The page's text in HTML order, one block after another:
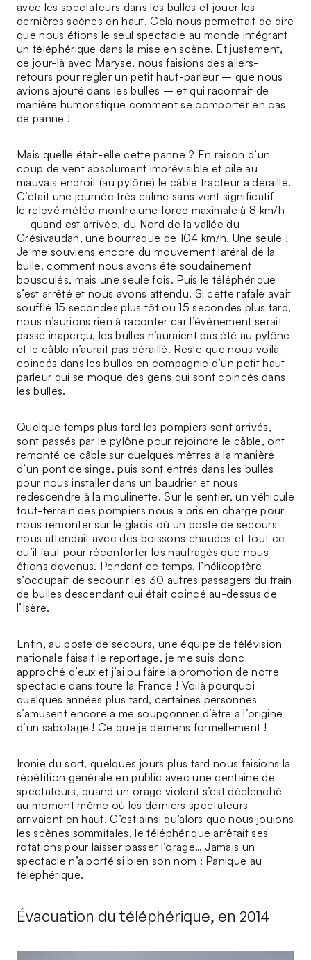
avec les spectateurs dans les bulles et jouer les
dernières scènes en haut. Cela nous permettait de dire
que nous étions le seul spectacle au monde intégrant
un téléphérique dans la mise en scène. Et justement,
ce jour-là avec Maryse, nous faisions des allers-
retours pour régler un petit haut-parleur – que nous
avions ajouté dans les bulles – et qui racontait de
manière humoristique comment se comporter en cas
de panne !
Mais quelle était-elle cette panne ? En raison d’un
coup de vent absolument imprévisible et pile au
mauvais endroit (au pylône) le câble tracteur a déraillé.
C’était une journée très calme sans vent significatif –
le relevé météo montre une force maximale à 8 km/h
– quand est arrivée, du Nord de la vallée du
Grésivaudan, une bourraque de 104 km/h. Une seule !
Je me souviens encore du mouvement latéral de la
bulle, comment nous avons été soudainement
bousculés, mais une seule fois. Puis le téléphérique
s’est arrêté et nous avons attendu. Si cette rafale avait
soufflé 15 secondes plus tôt ou 15 secondes plus tard,
nous n’aurions rien à raconter car l’événement serait
passé inaperçu, les bulles n’auraient pas été au pylône
et le câble n’aurait pas déraillé. Reste que nous voilà
coincés dans les bulles en compagnie d’un petit haut-
parleur qui se moque des gens qui sont coincés dans
les bulles.
Quelque temps plus tard les pompiers sont arrivés,
sont passés par le pylône pour rejoindre le câble, ont
remonté ce câble sur quelques mètres à la manière
d’un pont de singe, puis sont entrés dans les bulles
pour nous installer dans un baudrier et nous
redescendre à la moulinette. Sur le sentier, un véhicule
tout-terrain des pompiers nous a pris en charge pour
nous remonter sur le glacis où un poste de secours
nous attendait avec des boissons chaudes et tout ce
qu’il faut pour réconforter les naufragés que nous
étions devenus. Pendant ce temps, l’hélicoptère
s’occupait de secourir les 30 autres passagers du train
de bulles descendant qui était coincé au-dessus de
l’Isère.
Enfin, au poste de secours, une équipe de télévision
nationale faisait le reportage, je me suis donc
approché d’eux et j’ai pu faire la promotion de notre
spectacle dans toute la France ! Voilà pourquoi
quelques années plus tard, certaines personnes
s’amusent encore à me soupçonner d’être à l’origine
d’un sabotage ! Ce que je démens formellement !
Ironie du sort, quelques jours plus tard nous faisions la
répétition générale en public avec une centaine de
spectateurs, quand un orage violent s’est déclenché
au moment même où les derniers spectateurs
arrivaient en haut. C’est ainsi qu’alors que nous jouions
les scènes sommitales, le téléphérique arrêtait ses
rotations pour laisser passer l’orage… Jamais un
spectacle n’a porté si bien son nom : Panique au
téléphérique.
Évacuation du téléphérique, en 2014